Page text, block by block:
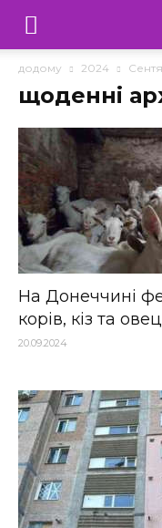
Телебачення
«Капрі»
Новини
Донеччини
додому 2024
щоденні
На Донеччині
корів, кіз та
20.09.2024